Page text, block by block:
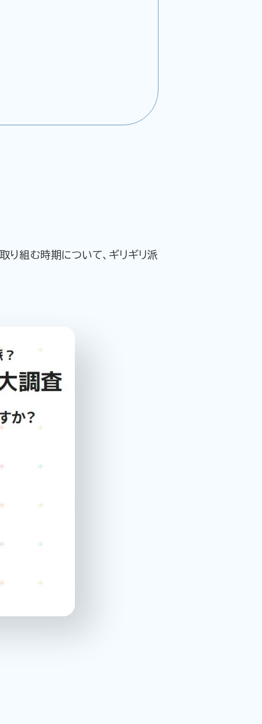
り組む時期について、ギリギリ派